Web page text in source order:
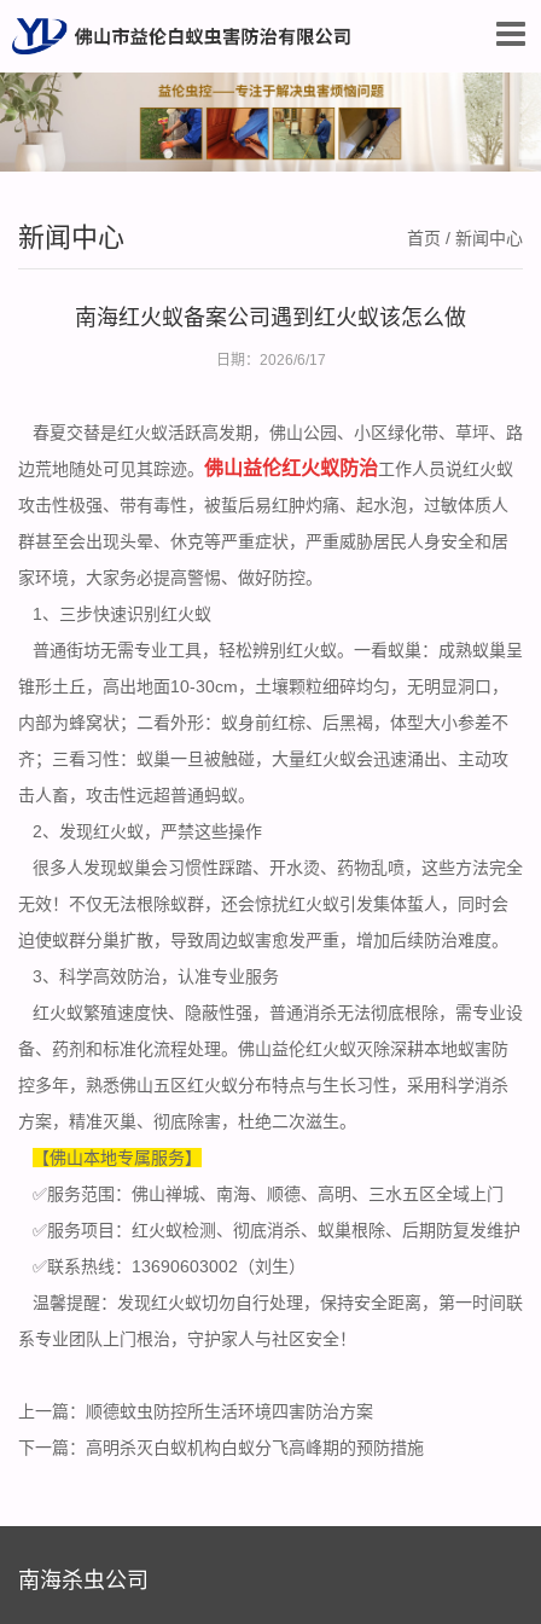
新闻中心 首页 / 新闻中心
南海红火蚁备案公司遇到红火蚁该怎么做
日期：2026/6/17
春夏交替是红火蚁活跃高发期，佛山公园、小区绿化带、草坪、路
边荒地随处可见其踪迹。 佛山益伦红火蚁防治工作人员说红火蚁
攻击性极强、带有毒性，被蜇后易红肿灼痛、起水泡，过敏体质人
群甚至会出现头晕、休克等严重症状，严重威胁居民人身安全和居
家环境，大家务必提高警惕、做好防控。
1、三步快速识别红火蚁
普通街坊无需专业工具，轻松辨别红火蚁。一看蚁巢：成熟蚁巢呈
锥形土丘，高出地面10-30cm，土壤颗粒细碎均匀，无明显洞口，
内部为蜂窝状；二看外形：蚁身前红棕、后黑褐，体型大小参差不
齐；三看习性：蚁巢一旦被触碰，大量红火蚁会迅速涌出、主动攻
击人畜，攻击性远超普通蚂蚁。
2、发现红火蚁，严禁这些操作
很多人发现蚁巢会习惯性踩踏、开水烫、药物乱喷，这些方法完全
无效！不仅无法根除蚁群，还会惊扰红火蚁引发集体蜇人，同时会
迫使蚁群分巢扩散，导致周边蚁害愈发严重，增加后续防治难度。
3、科学高效防治，认准专业服务
红火蚁繁殖速度快、隐蔽性强，普通消杀无法彻底根除，需专业设
备、药剂和标准化流程处理。佛山益伦红火蚁灭除深耕本地蚁害防
控多年，熟悉佛山五区红火蚁分布特点与生长习性，采用科学消杀
方案，精准灭巢、彻底除害，杜绝二次滋生。
【佛山本地专属服务】
✅服务范围：佛山禅城、南海、顺德、高明、三水五区全域上门
✅服务项目： 红火蚁检测、彻底消杀、蚁巢根除、后期防复发维护
✅联系热线：13690603002（刘生）
温馨提醒：发现红火蚁切勿自行处理，保持安全距离，第一时间联
系专业团队上门根治，守护家人与社区安全！
上一篇： 顺德蚊虫防控所生活环境四害防治方案
下一篇： 高明杀灭白蚁机构白蚁分飞高峰期的预防措施
南海杀虫公司